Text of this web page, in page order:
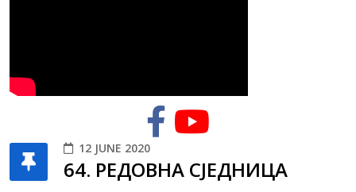
12 JUNE 2020
64. РЕДОВНA СЈЕДНИЦA